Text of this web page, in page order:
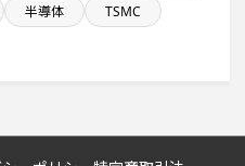
施設プロジェクト
半導体
TSMC